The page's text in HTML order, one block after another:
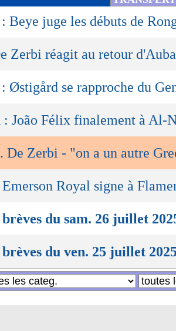
: Beye juge les débuts de
Zerbi réagit au retour
: Østigård se rapproche du
: João Félix finalement à Al-
De Zerbi - "on a un autre
Emerson Royal signe à
du sam. 26 juillet
du ven. 25 juillet